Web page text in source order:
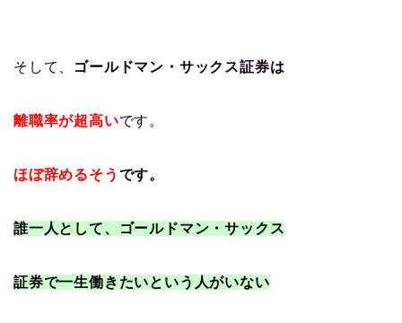
そして、 ゴールドマン・サックス証券は
離職率が超高いです。
ほぼ辞めるそう です。
誰一人として、ゴールドマン・サックス
証券で一生働きたいという人がいない